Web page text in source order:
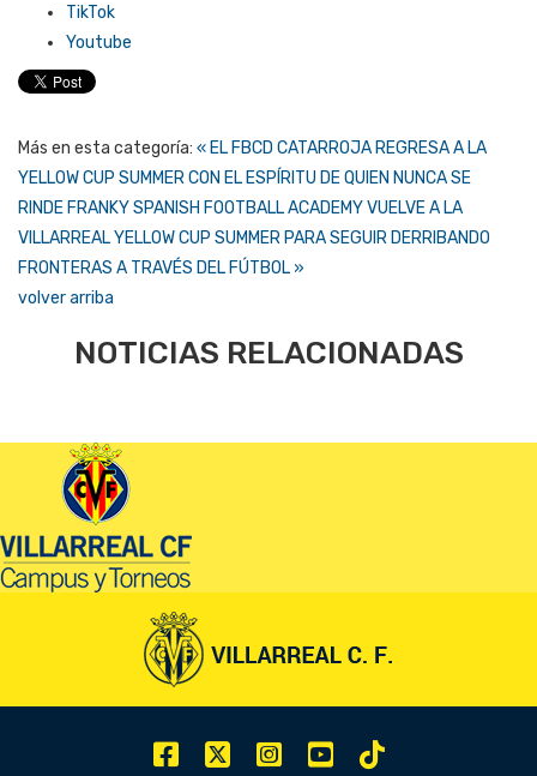
TikTok
Youtube
Más en esta categoría: « EL FBCD CATARROJA REGRESA A LA
YELLOW CUP SUMMER CON EL ESPÍRITU DE QUIEN NUNCA SE
RINDE FRANKY SPANISH FOOTBALL ACADEMY VUELVE A LA
VILLARREAL YELLOW CUP SUMMER PARA SEGUIR DERRIBANDO
FRONTERAS A TRAVÉS DEL FÚTBOL »
volver arriba
NOTICIAS RELACIONADAS